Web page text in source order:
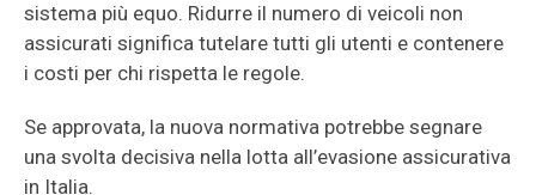
sistema più equo. Ridurre il numero di veicoli non
assicurati significa tutelare tutti gli utenti e contenere
i costi per chi rispetta le regole.
Se approvata, la nuova normativa potrebbe segnare
una svolta decisiva nella lotta all’evasione assicurativa
in Italia.